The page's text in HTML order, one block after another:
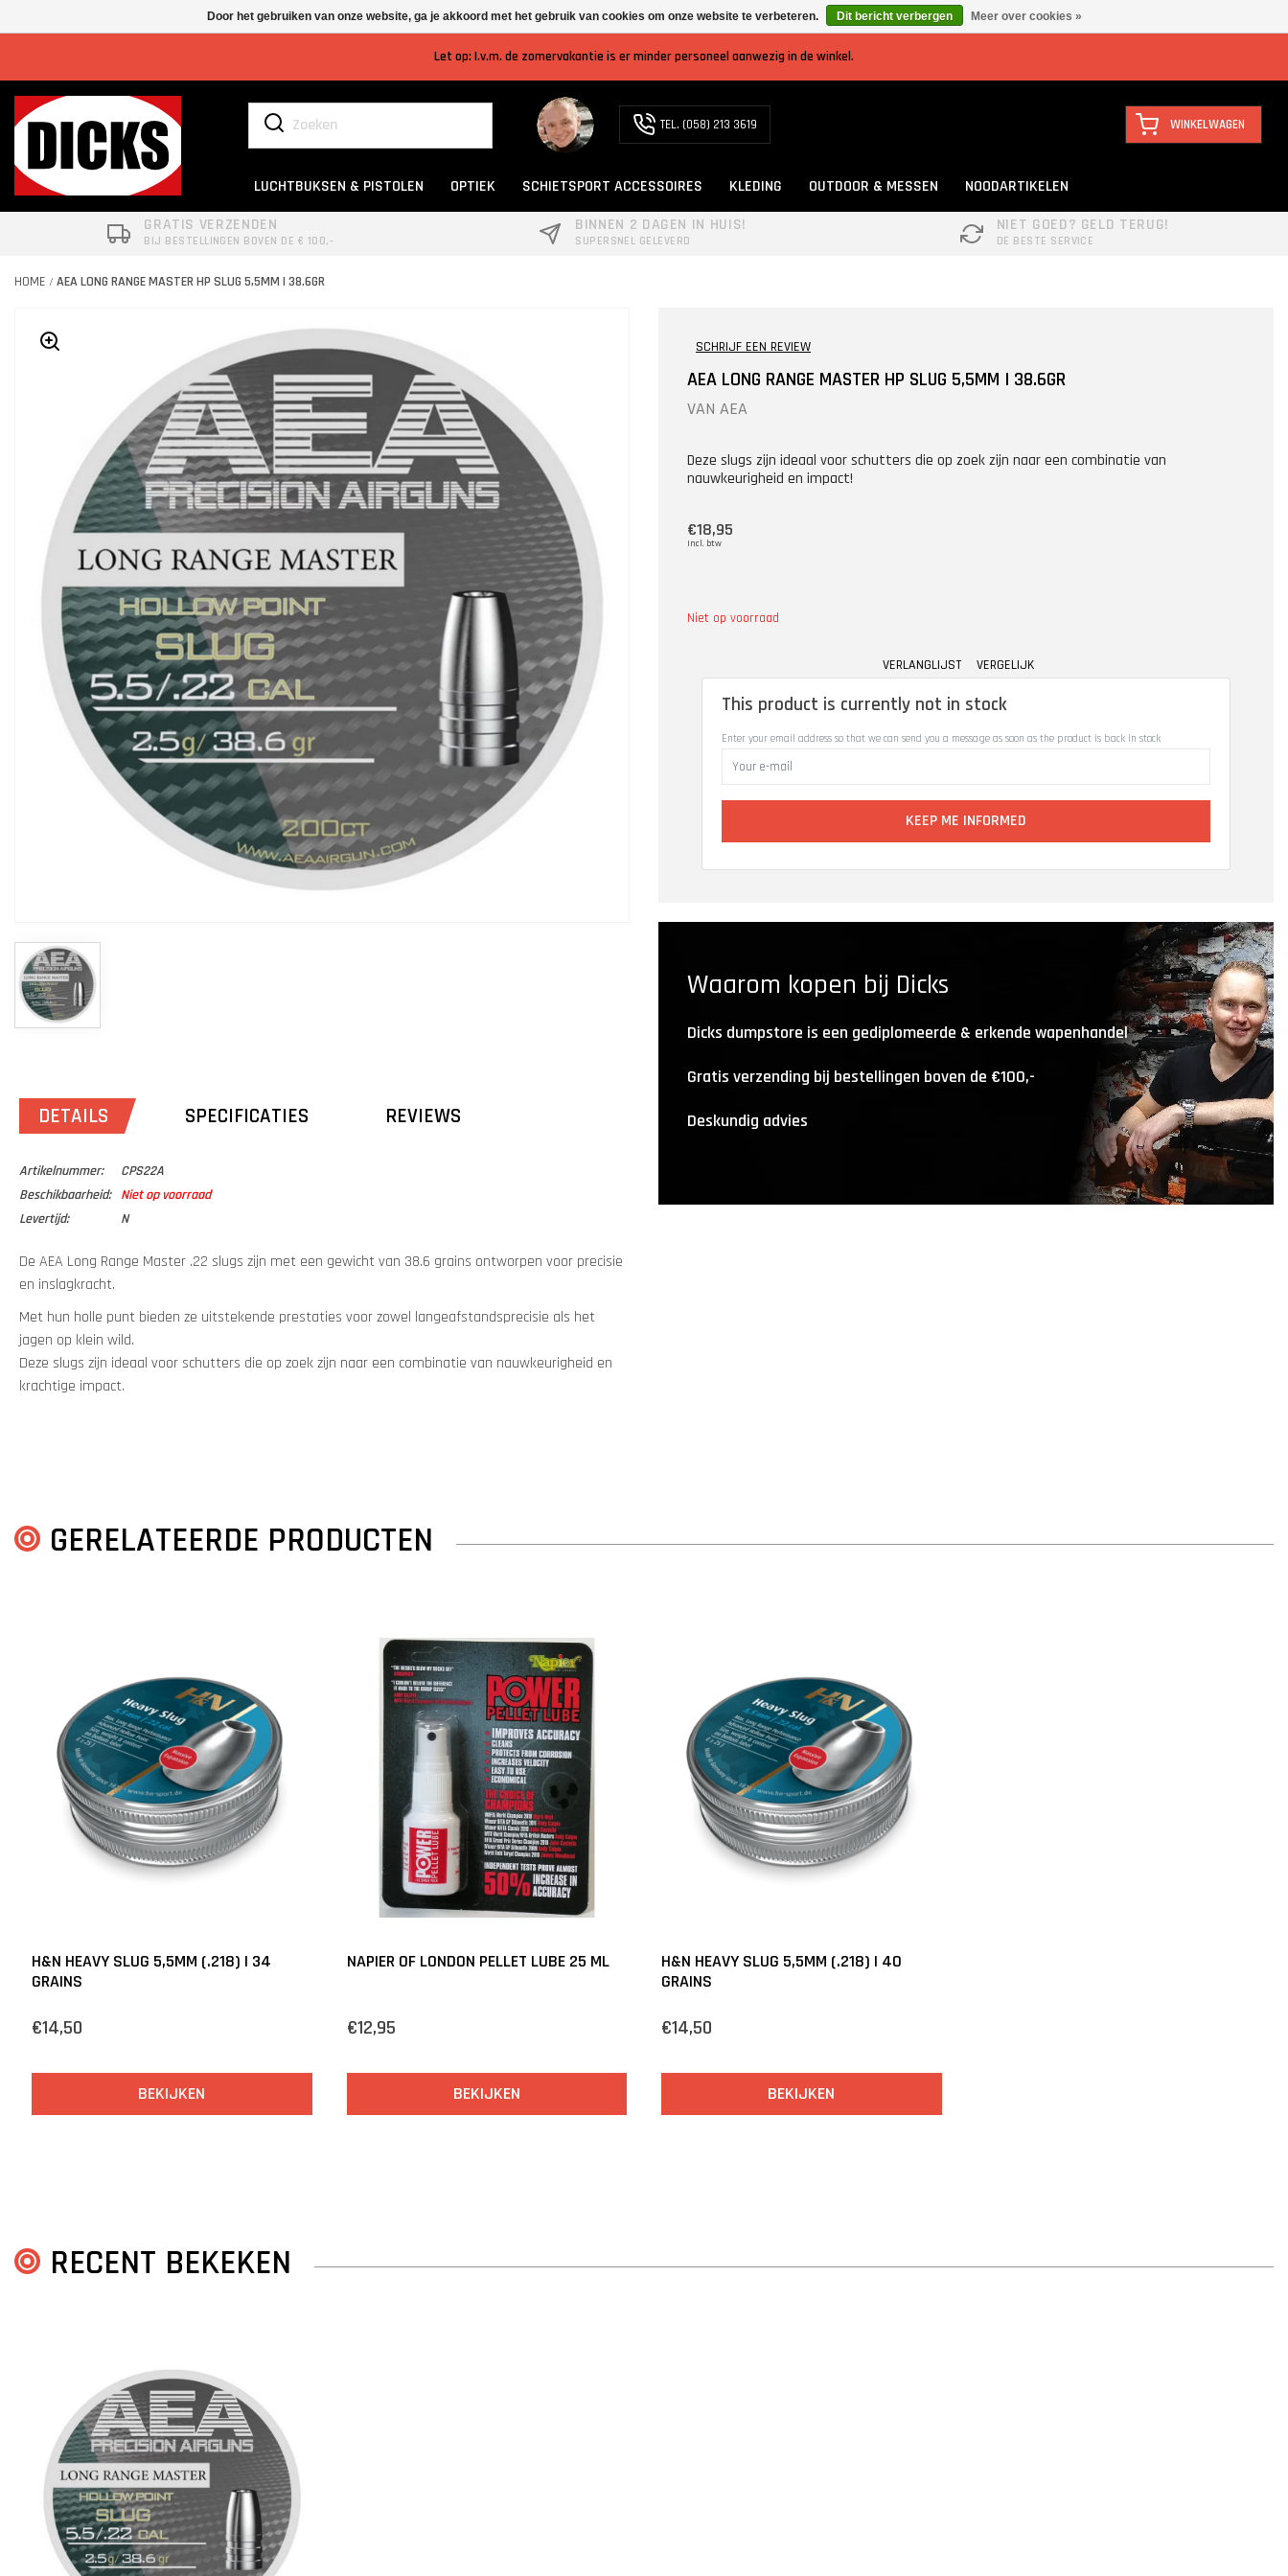
Let op: I.v.m. de zomervakantie is er minder personeel aanwezig in de winkel.
TEL. (058) 213 3619 WINKELWAGEN
LUCHTBUKSEN & PISTOLEN OPTIEK SCHIETSPORT ACCESSOIRES KLEDING OUTDOOR & MESSEN
NOODARTIKELEN
GRATIS VERZENDEN
BIJ BESTELLINGEN BOVEN DE € 100,-
BINNEN 2 DAGEN IN HUIS!
SUPERSNEL GELEVERD
NIET GOED? GELD TERUG!
DE BESTE SERVICE
HOME / AEA LONG RANGE MASTER HP SLUG 5,5MM | 38.6GR
DETAILS SPECIFICATIES REVIEWS
Artikelnummer:
CPS22A
Beschikbaarheid:
Niet op voorraad
Levertijd:
N
De AEA Long Range Master .22 slugs zijn met een gewicht van 38.6 grains ontworpen voor precisie
en inslagkracht.
Met hun holle punt bieden ze uitstekende prestaties voor zowel langeafstandsprecisie als het
jagen op klein wild.
Deze slugs zijn ideaal voor schutters die op zoek zijn naar een combinatie van nauwkeurigheid en
krachtige impact.
SCHRIJF EEN REVIEW
AEA LONG RANGE MASTER HP SLUG 5,5MM | 38.6GR
VAN AEA
Deze slugs zijn ideaal voor schutters die op zoek zijn naar een combinatie van
nauwkeurigheid en impact!
€18,95
Incl. btw
Niet op voorraad
VERLANGLIJST VERGELIJK
This product is currently not in stock
Enter your email address so that we can send you a message as soon as the product is back in stock
KEEP ME INFORMED
Waarom kopen bij Dicks
Dicks dumpstore is een gediplomeerde & erkende wapenhandel
Gratis verzending bij bestellingen boven de €100,-
Deskundig advies
GERELATEERDE PRODUCTEN
H&N HEAVY SLUG 5,5MM (.218) | 34
GRAINS
€14,50
BEKIJKEN
NAPIER OF LONDON PELLET LUBE 25 ML
€12,95
BEKIJKEN
H&N HEAVY SLUG 5,5MM (.218) | 40
GRAINS
€14,50
BEKIJKEN
RECENT BEKEKEN
Door het gebruiken van onze website, ga je akkoord met het gebruik van cookies om onze website te verbeteren. Dit bericht verbergen Meer over cookies »